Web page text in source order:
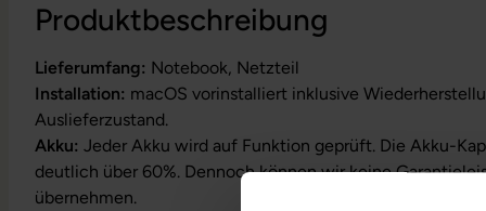
Produktbeschreibung
Lieferumfang: Notebook, Netzteil
Installation: macOS vorinstalliert inklusive
Auslieferzustand.
Akku: Jeder Akku wird auf Funktion geprüft. Die Akku-
deutlich über 60%. Dennoch können wir keine
übernehmen.